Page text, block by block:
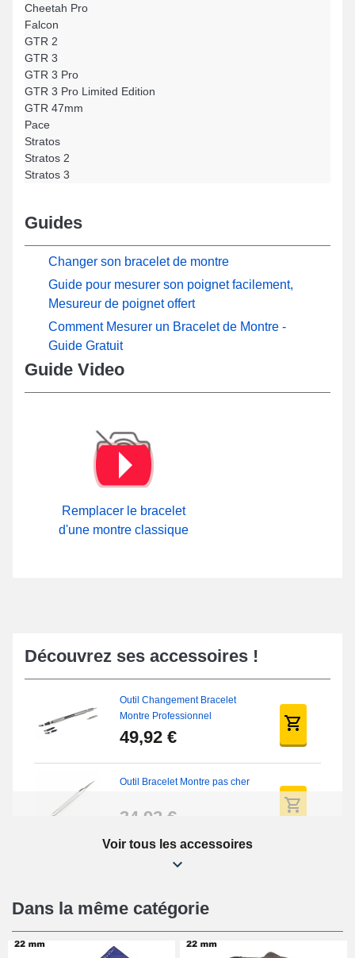
Cheetah Pro
Falcon
GTR 2
GTR 3
GTR 3 Pro
GTR 3 Pro Limited Edition
GTR 47mm
Pace
Stratos
Stratos 2
Stratos 3
Guides
Changer son bracelet de montre
Guide pour mesurer son poignet facilement,
Mesureur de poignet offert
Comment Mesurer un Bracelet de Montre -
Guide Gratuit
Guide Video
Remplacer le bracelet
d'une montre classique
Découvrez ses accessoires !
Outil Changement Bracelet
Montre Professionnel
49,92 €
Outil Bracelet Montre pas cher
34,92 €
Kit Réparation Montre Débutant
16,90 €
Pied à Coulisse Numérique
Voir tous les accessoires
Dans la même catégorie